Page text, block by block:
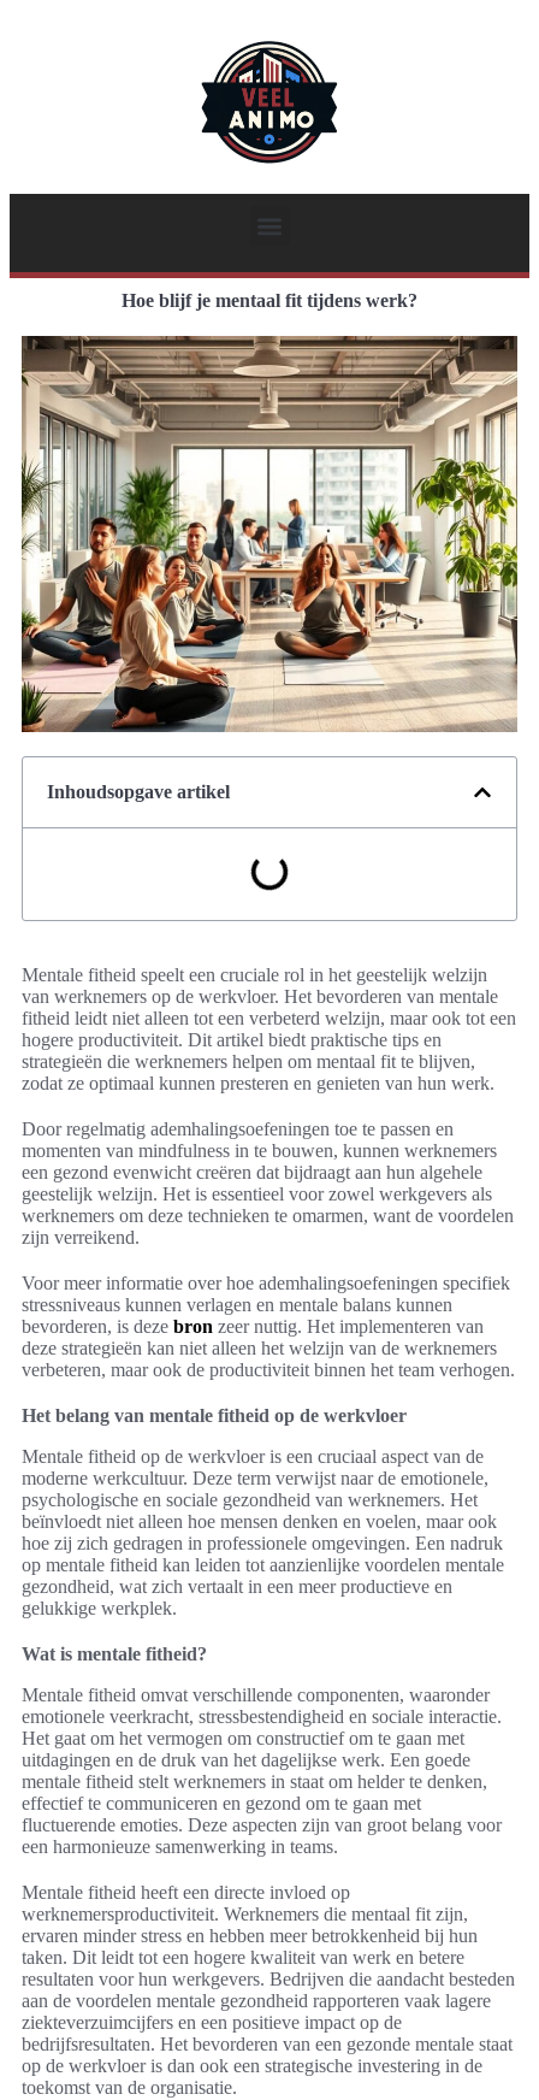
Hoe blijf je mentaal fit tijdens werk?
Inhoudsopgave artikel
Mentale fitheid speelt een cruciale rol in het geestelijk welzijn
van werknemers op de werkvloer. Het bevorderen van mentale
fitheid leidt niet alleen tot een verbeterd welzijn, maar ook tot een
hogere productiviteit. Dit artikel biedt praktische tips en
strategieën die werknemers helpen om mentaal fit te blijven,
zodat ze optimaal kunnen presteren en genieten van hun werk.
Door regelmatig ademhalingsoefeningen toe te passen en
momenten van mindfulness in te bouwen, kunnen werknemers
een gezond evenwicht creëren dat bijdraagt aan hun algehele
geestelijk welzijn. Het is essentieel voor zowel werkgevers als
werknemers om deze technieken te omarmen, want de voordelen
zijn verreikend.
Voor meer informatie over hoe ademhalingsoefeningen specifiek
stressniveaus kunnen verlagen en mentale balans kunnen
bevorderen, is deze bron zeer nuttig. Het implementeren van
deze strategieën kan niet alleen het welzijn van de werknemers
verbeteren, maar ook de productiviteit binnen het team verhogen.
Het belang van mentale fitheid op de werkvloer
Mentale fitheid op de werkvloer is een cruciaal aspect van de
moderne werkcultuur. Deze term verwijst naar de emotionele,
psychologische en sociale gezondheid van werknemers. Het
beïnvloedt niet alleen hoe mensen denken en voelen, maar ook
hoe zij zich gedragen in professionele omgevingen. Een nadruk
op mentale fitheid kan leiden tot aanzienlijke voordelen mentale
gezondheid, wat zich vertaalt in een meer productieve en
gelukkige werkplek.
Wat is mentale fitheid?
Mentale fitheid omvat verschillende componenten, waaronder
emotionele veerkracht, stressbestendigheid en sociale interactie.
Het gaat om het vermogen om constructief om te gaan met
uitdagingen en de druk van het dagelijkse werk. Een goede
mentale fitheid stelt werknemers in staat om helder te denken,
effectief te communiceren en gezond om te gaan met
fluctuerende emoties. Deze aspecten zijn van groot belang voor
een harmonieuze samenwerking in teams.
Mentale fitheid heeft een directe invloed op
werknemersproductiviteit. Werknemers die mentaal fit zijn,
ervaren minder stress en hebben meer betrokkenheid bij hun
taken. Dit leidt tot een hogere kwaliteit van werk en betere
resultaten voor hun werkgevers. Bedrijven die aandacht besteden
aan de voordelen mentale gezondheid rapporteren vaak lagere
ziekteverzuimcijfers en een positieve impact op de
bedrijfsresultaten. Het bevorderen van een gezonde mentale staat
op de werkvloer is dan ook een strategische investering in de
toekomst van de organisatie.